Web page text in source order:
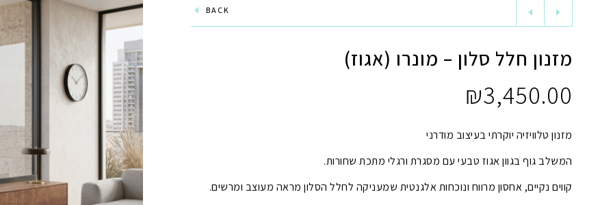
BACK
מזנון חלל סלון – מונרו (אגוז)
₪3,450.00
מזנון טלוויזיה יוקרתי בעיצוב מודרני
המשלב גוף בגוון אגוז טבעי עם מסגרת ורגלי מתכת שחורות.
קווים נקיים, אחסון מרווח ונוכחות אלגנטית שמעניקה לחלל הסלון מראה מעוצב ומרשים.